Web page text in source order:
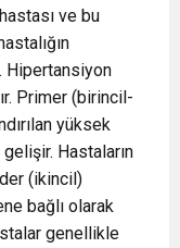
ve bu
Hipertansiyon
Primer (birincil-
yüksek
Hastaların
(ikincil)
bağlı olarak
genellikle